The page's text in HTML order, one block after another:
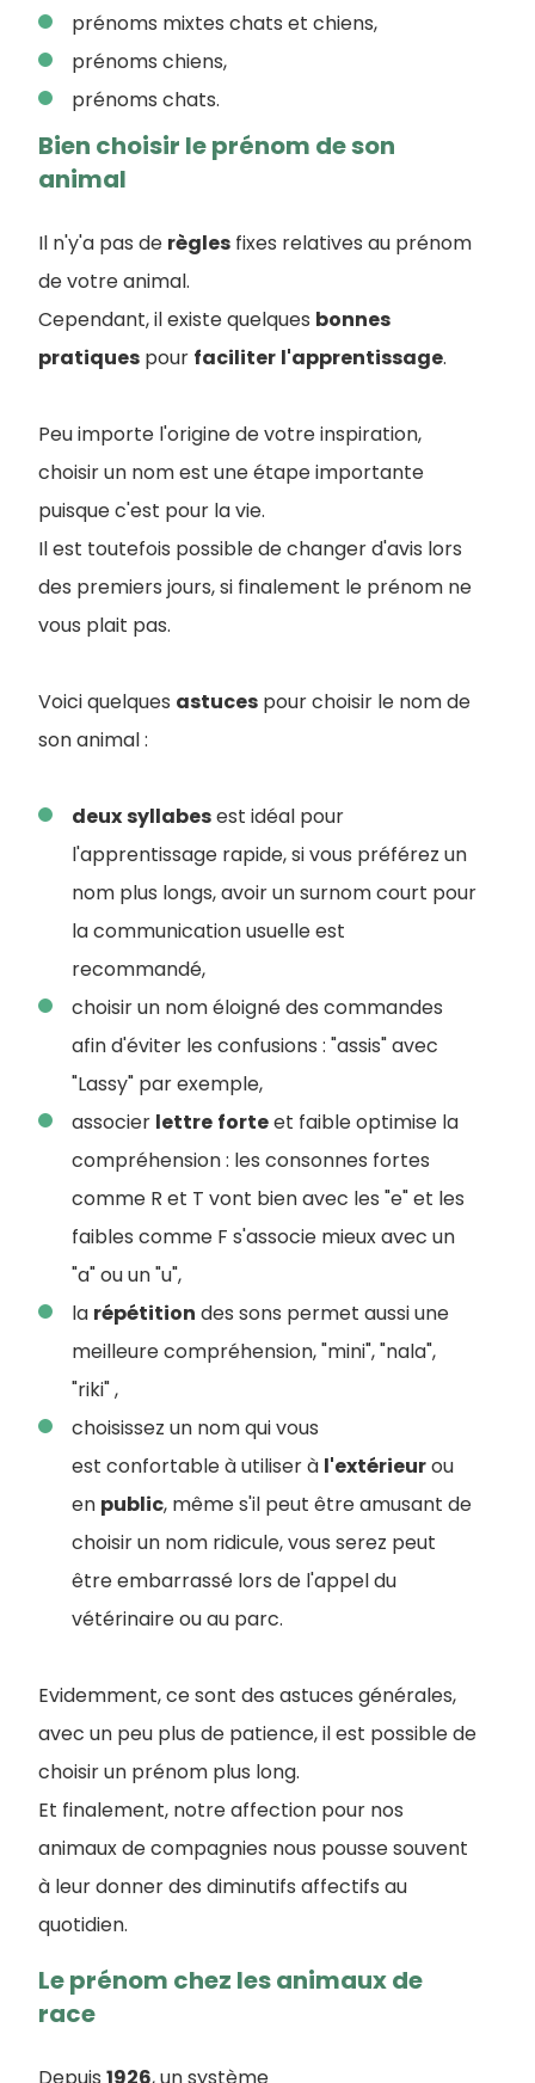
prénoms mixtes chats et chiens,
prénoms chiens,
prénoms chats.
Bien choisir le prénom de son
animal
Il n'y'a pas de règles fixes relatives au prénom
de votre animal.
Cependant, il existe quelques bonnes
pratiques pour faciliter l'apprentissage.
Peu importe l'origine de votre inspiration,
choisir un nom est une étape importante
puisque c'est pour la vie.
Il est toutefois possible de changer d'avis lors
des premiers jours, si finalement le prénom ne
vous plait pas.
Voici quelques astuces pour choisir le nom de
son animal :
deuxsyllabesest idéal pour
l'apprentissage rapide, si vous préférez un
nom plus longs, avoir un surnom court pour
la communication usuelle est
recommandé,
choisir un nom éloigné des commandes
afin d'éviter les confusions : "assis" avec
"Lassy" par exemple,
associer lettre forteet faible optimise la
compréhension : les consonnes fortes
comme R et T vont bien avec les "e" et les
faibles comme F s'associe mieux avec un
"a" ou un "u",
la répétition des sons permet aussi une
meilleure compréhension, "mini", "nala",
"riki" ,
choisissez un nom qui vous
est confortable à utiliser à l'extérieurou
en public, même s'il peut être amusant de
choisir un nom ridicule, vous serez peut
être embarrassé lors de l'appel du
vétérinaire ou au parc.
Evidemment, ce sont des astuces générales,
avec un peu plus de patience, il est possible de
choisir un prénom plus long.
Et finalement, notre affection pour nos
animaux de compagnies nous pousse souvent
à leur donner des diminutifs affectifs au
quotidien.
Le prénom chez les animaux de
race
Depuis 1926, un système